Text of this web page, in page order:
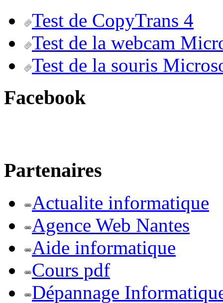
Test de CopyTrans 4
Test de la webcam
Test de la souris
Facebook
Partenaires
Actualite informatique
Agence Web Nantes
Aide informatique
Cours pdf
Dépannage